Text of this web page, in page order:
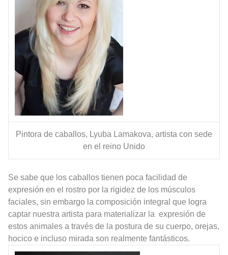
Pintora de caballos, Lyuba Lamakova, artista con sede
en el reino Unido
Se sabe que los caballos tienen poca facilidad de
expresión en el rostro por la rigidez de los músculos
faciales, sin embargo la composición integral que logra
captar nuestra artista para materializar la expresión de
estos animales a través de la postura de su cuerpo, orejas,
hocico e incluso mirada son realmente fantásticos.